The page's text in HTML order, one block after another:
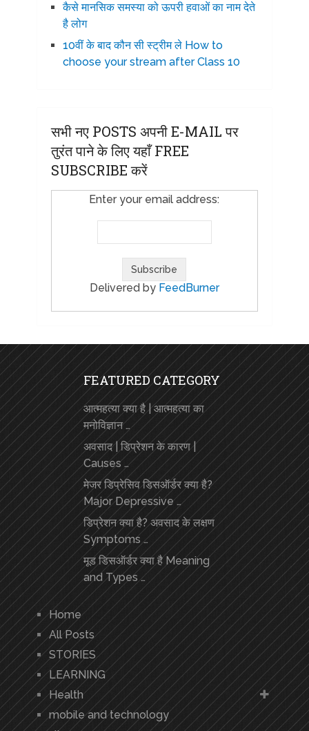
कैसे मानसिक समस्या को ऊपरी हवाओं का नाम देते
है लोग
10वीं के बाद कौन सी स्ट्रीम ले How to
choose your stream after Class 10
सभी नए POSTS अपनी E-MAIL पर
तुरंत पाने के लिए यहाँ FREE
SUBSCRIBE करें
Enter your email address:
Delivered by FeedBurner
FEATURED CATEGORY
आत्महत्या क्या है | आत्महत्या का
मनोविज्ञान …
अवसाद | डिप्रेशन के कारण |
Causes …
मेजर डिप्रेसिव डिसऑर्डर क्या है?
Major Depressive …
डिप्रेशन क्या है? अवसाद के लक्षण
Symptoms …
मूड डिसऑर्डर क्या है Meaning
and Types …
Home
All Posts
STORIES
LEARNING
Health
mobile and technology